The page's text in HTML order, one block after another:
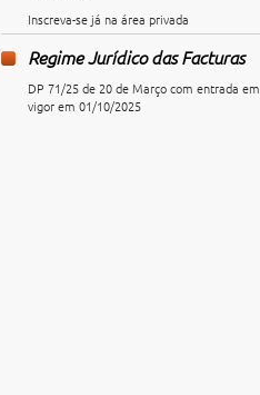
Inscreva-se já na área privada
Regime Jurídico das Facturas
DP 71/25 de 20 de Março com entrada em
vigor em 01/10/2025